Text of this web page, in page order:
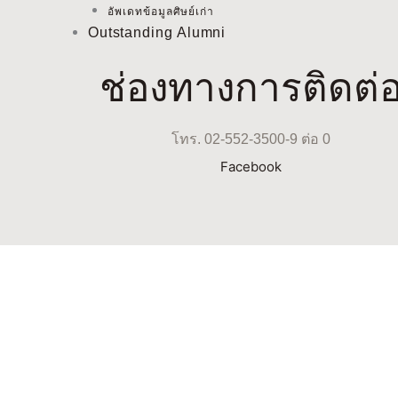
อัพเดทข้อมูลศิษย์เก่า
Outstanding Alumni
ช่องทางการติดต่
โทร. 02-552-3500-9 ต่อ 0
Facebook